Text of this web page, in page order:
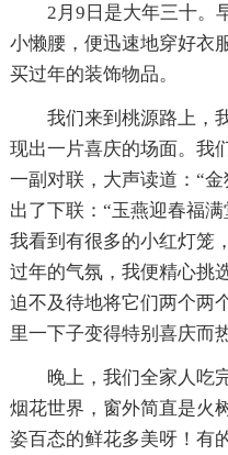
2月9日是大年三十。
小懒腰，便迅速地穿好衣
买过年的装饰物品。
我们来到桃源路上，
现出一片喜庆的场面。我
一副对联，大声读道：“
出了下联：“玉燕迎春福
我看到有很多的小红灯笼
过年的气氛，我便精心挑
迫不及待地将它们两个两
里一下子变得特别喜庆而
晚上，我们全家人吃
烟花世界，窗外简直是火
姿百态的鲜花多美呀！有